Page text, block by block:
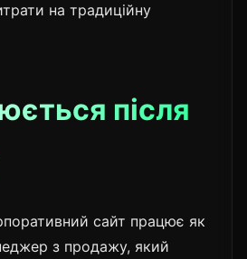
на традиційну
після
сайт працює як
з продажу, який